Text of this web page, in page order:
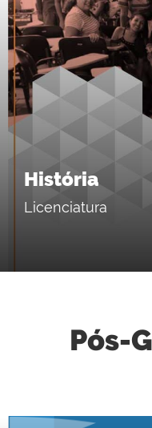
História
Licenciatura
Pós-